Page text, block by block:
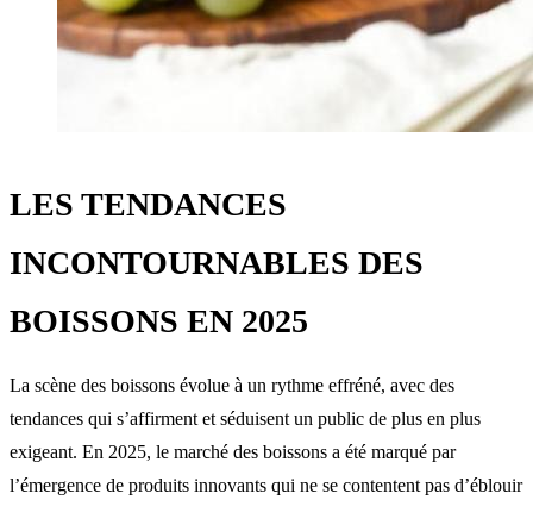
LES TENDANCES
INCONTOURNABLES DES
BOISSONS EN 2025
La scène des boissons évolue à un rythme effréné, avec des
tendances qui s’affirment et séduisent un public de plus en plus
exigeant. En 2025, le marché des boissons a été marqué par
l’émergence de produits innovants qui ne se contentent pas d’éblouir